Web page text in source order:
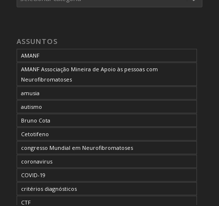
ASSUNTOS
AMANF
AMANF Associação Mineira de Apoio às pessoas com
Neurofibromatoses
amusia
autismo
Bruno Cota
Cetotifeno
congresso Mundial em Neurofibromatoses
coronavirus
COVID-19
critérios diagnósticos
CTF